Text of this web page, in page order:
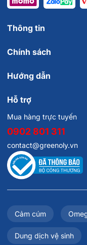
Thông tin
Chính sách
Hướng dẫn
Hỗ trợ
Mua hàng trực tuyến
0902 801 311
contact@greenoly.vn
Cảm cúm
Dung dịch vệ sinh